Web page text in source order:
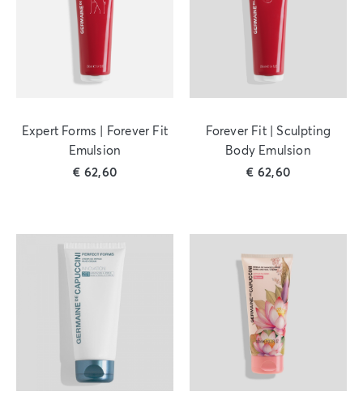
Expert Forms | Forever Fit
Emulsion
€ 62,60
Forever Fit | Sculpting
Body Emulsion
€ 62,60